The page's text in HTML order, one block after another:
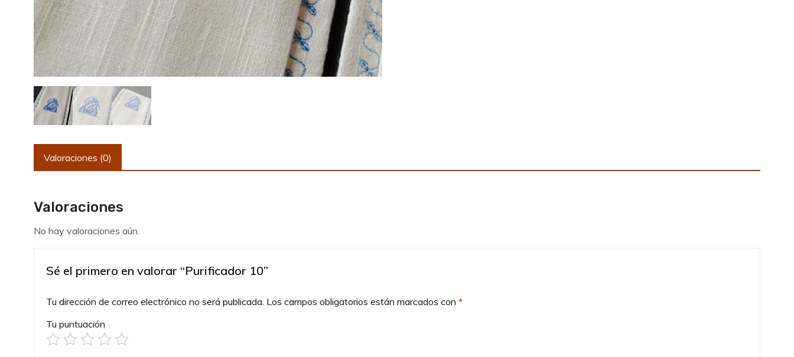
Valoraciones (0)
Valoraciones
No hay valoraciones aún.
Sé el primero en valorar “Purificador 10”
Tu dirección de correo electrónico no será publicada. Los campos obligatorios están marcados con *
Tu puntuación